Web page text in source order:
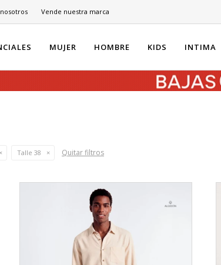
MUJER HOMBRE KIDS INTIMA
Vende nuestra marca
Talle 38 Quitar filtros